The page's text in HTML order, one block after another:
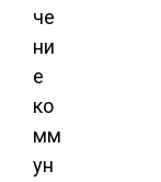
че
ни
е
ко
мм
ун